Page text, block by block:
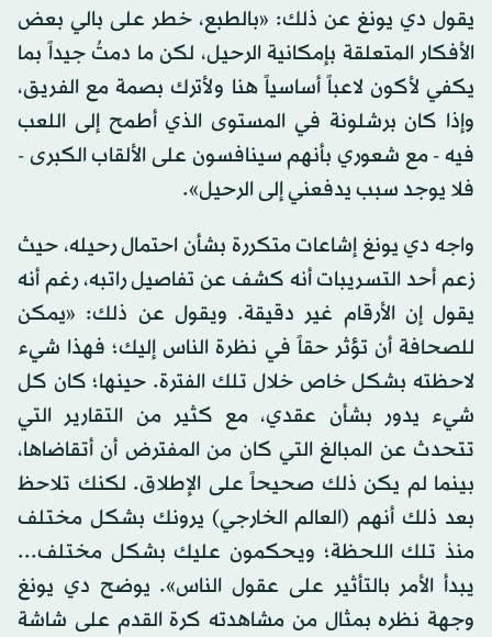
يقول دي يونغ عن ذلك: «بالطبع، خطر على بالي بعض
الأفكار المتعلقة بإمكانية الرحيل، لكن ما دمتُ جيداً بما
يكفي لأكون لاعباً أساسياً هنا ولأترك بصمة مع الفريق،
وإذا كان برشلونة في المستوى الذي أطمح إلى اللعب
فيه - مع شعوري بأنهم سينافسون على الألقاب الكبرى -
فلا يوجد سبب يدفعني إلى الرحيل».
واجه دي يونغ إشاعات متكررة بشأن احتمال رحيله، حيث
زعم أحد التسريبات أنه كشف عن تفاصيل راتبه، رغم أنه
يقول إن الأرقام غير دقيقة. ويقول عن ذلك: «يمكن
للصحافة أن تؤثر حقاً في نظرة الناس إليك؛ فهذا شيء
لاحظته بشكل خاص خلال تلك الفترة. حينها؛ كان كل
شيء يدور بشأن عقدي، مع كثير من التقارير التي
تتحدث عن المبالغ التي كان من المفترض أن أتقاضاها،
بينما لم يكن ذلك صحيحاً على الإطلاق. لكنك تلاحظ
بعد ذلك أنهم (العالم الخارجي) يرونك بشكل مختلف
منذ تلك اللحظة؛ ويحكمون عليك بشكل مختلف...
يبدأ الأمر بالتأثير على عقول الناس». يوضح دي يونغ
وجهة نظره بمثال من مشاهدته كرة القدم على شاشة